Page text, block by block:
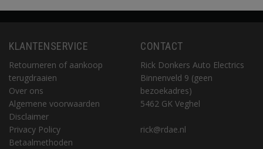
KLANTENSERVICE
Retourneren of aankoop
terugdraaien
Over ons
Algemene voorwaarden
Disclaimer
Privacy Policy
Betaalmethoden
CONTACT
Rick Donkers Auto Electrics
Binnenveld 9 (geen
bezoekadres)
5462 GK Veghel
rick@rdae.nl